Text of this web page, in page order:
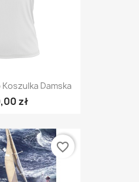
Koszulka Damska
zł
favorite_border